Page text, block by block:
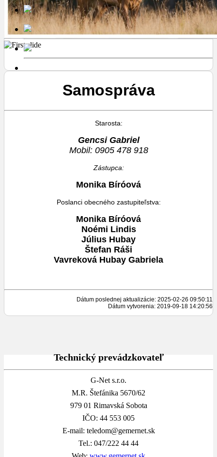
Samospráva
Starosta:
Gencsi Gabriel
Mobil: 0905 478 918
Zástupca:
Monika Bíróová
Poslanci obecného zastupiteľstva:
Monika Bíróová
Noémi Lindis
Július Hubay
Štefan Ráši
Vavreková Hubay Gabriela
Dátum poslednej aktualizácie: 2025-02-26 09:50:11
Dátum vytvorenia: 2019-09-18 14:20:56
Technický prevádzkovateľ
G-Net s.r.o.
M.R. Štefánika 5670/62
979 01 Rimavská Sobota
IČO: 44 553 005
E-mail: teledom@gemernet.sk
Tel.: 047/222 44 44